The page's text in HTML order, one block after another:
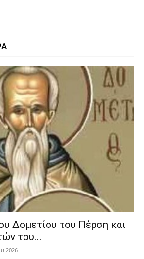
Δομετίου του Πέρση και
του...
2026